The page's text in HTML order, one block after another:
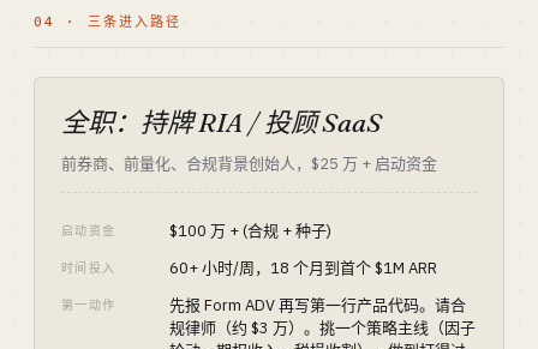
04 · 三条进入路径
全职：持牌 RIA / 投顾 SaaS
前券商、前量化、合规背景创始人，$25 万 + 启动资金
启动资金 $100 万 + (合规 + 种子)
时间投入 60+ 小时/周，18 个月到首个 $1M ARR
第一动作
先报 Form ADV 再写第一行产品代码。请合
规律师（约 $3 万）。挑一个策略主线（因子